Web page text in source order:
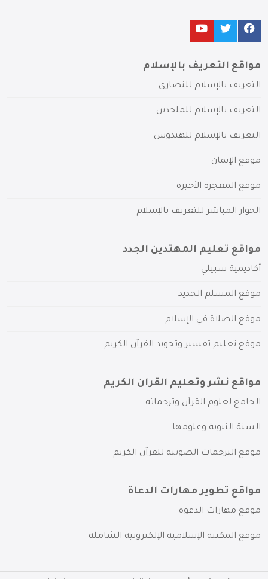
مواقع التعريف بالإسلام
التعريف بالإسلام للنصارى
التعريف بالإسلام للملحدين
التعريف بالإسلام للهندوس
موقع الإيمان
موقع المعجزة الأخيرة
الحوار المباشر للتعريف بالإسلام
مواقع تعليم المهتدين الجدد
أكاديمية سبيلي
موقع المسلم الجديد
موقع الصلاة في الإسلام
موقع تعليم تفسير وتجويد القرآن الكريم
مواقع نشر وتعليم القرآن الكريم
الجامع لعلوم القرآن وترجماته
السنة النبوية وعلومها
موقع الترجمات الصوتية للقرآن الكريم
مواقع تطوير مهارات الدعاة
موقع مهارات الدعوة
موقع المكتبة الإسلامية الإلكترونية الشاملة